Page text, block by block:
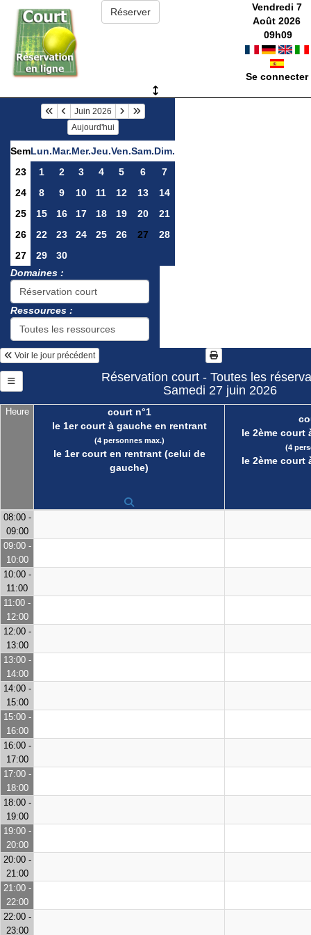
Vendredi 7
Août 2026
09h09
Se connecter
Juin 2026
Aujourd'hui
SemLun.Mar.Mer.Jeu.Ven.Sam.Dim.
23
1 2 3 4 5 6
7
24
8 9 10 11 12 13
14
25
15 16 17 18 19 20
21
26
22 23 24 25 26 27
28
27
29
30
Domaines :
Ressources :
Voir le jour précédent
Réservation court - Toutes les
Samedi 27 juin 2026
Heure
court n°1
le 1er court à gauche en rentrant
(4 personnes max.)
le 1er court en rentrant (celui de
gauche)
le 2ème court
(4
le 2ème court
08:00 -
09:00
09:00 -
10:00
10:00 -
11:00
11:00 -
12:00
12:00 -
13:00
13:00 -
14:00
14:00 -
15:00
15:00 -
16:00
16:00 -
17:00
17:00 -
18:00
18:00 -
19:00
19:00 -
20:00
20:00 -
21:00
21:00 -
22:00
22:00 -
23:00